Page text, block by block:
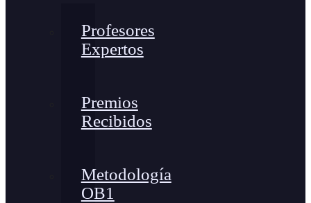
Profesores
Expertos
Premios
Recibidos
Metodología
OB1